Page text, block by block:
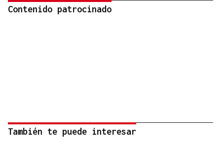
Contenido patrocinado
También te puede interesar